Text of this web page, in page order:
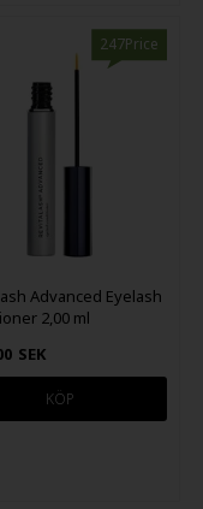
247Price
Advanced Eyelash
2,00 ml
SEK